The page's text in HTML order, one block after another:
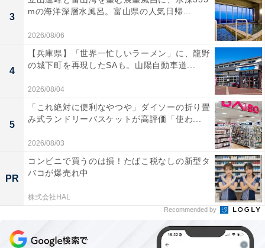
や休日に関しては2021年2月現在のもの。法改正によっ
て祝日や休日が変更になることもあります。
3
mの海洋深層水風呂。富山県の人気日帰...
2026/08/06
4
【兵庫県】「世界一忙しいラーメン」に、龍野
の城下町を再現したSAも。山陽自動車道...
2026/08/04
5
「これ絶対に便利なやつや」ダイソーの折り畳
み式ランドリーバスケットが高評価「使わ...
2026/08/03
PR
コンビニで買うのは損！たばこ税なしの新型タ
バコが爆売れ中
株式会社HAL
Recommended by